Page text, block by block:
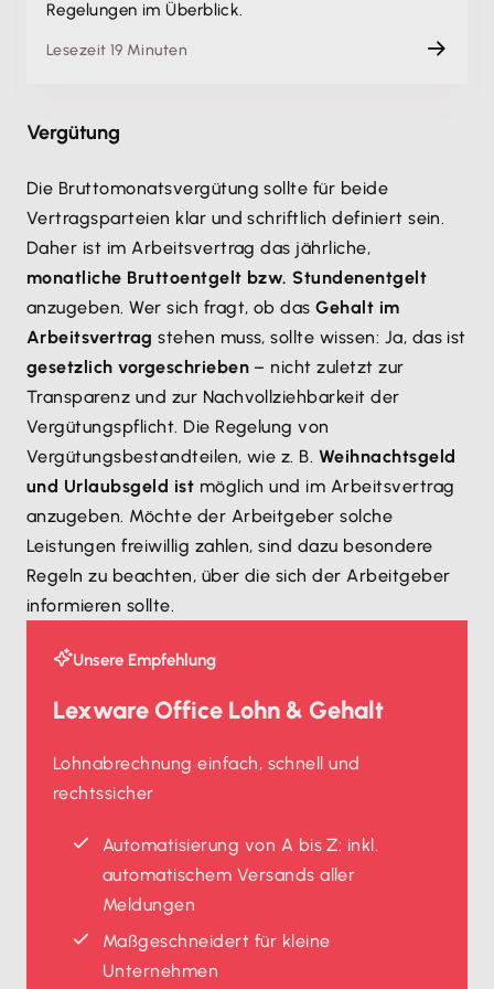
Regelungen im Überblick.
Lesezeit 19 Minuten
Vergütung
Die Bruttomonatsvergütung sollte für beide
Vertragsparteien klar und schriftlich definiert sein.
Daher ist im Arbeitsvertrag das jährliche,
monatliche Bruttoentgelt bzw. Stundenentgelt
anzugeben. Wer sich fragt, ob dasGehalt im
Arbeitsvertrag stehen muss, sollte wissen: Ja, das ist
gesetzlich vorgeschrieben – nicht zuletzt zur
Transparenz und zur Nachvollziehbarkeit der
Vergütungspflicht. Die Regelung von
Vergütungsbestandteilen, wie z. B. Weihnachtsgeld
und Urlaubsgeld ist möglich und im Arbeitsvertrag
anzugeben. Möchte der Arbeitgeber solche
Leistungen freiwillig zahlen, sind dazu besondere
Regeln zu beachten, über die sich der Arbeitgeber
informieren sollte.
Unsere Empfehlung
Lexware Office Lohn & Gehalt
Lohnabrechnung einfach, schnell und
rechtssicher
Automatisierung von A bis Z: inkl.
automatischem Versands aller
Meldungen
Maßgeschneidert für kleine
Unternehmen